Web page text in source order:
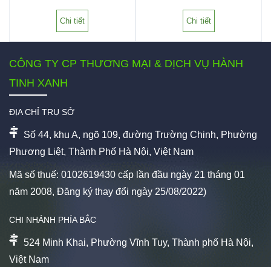
Chi tiết Chi tiết
CÔNG TY CP THƯƠNG MẠI & DỊCH VỤ HÀNH
TINH XANH
ĐỊA CHỈ TRỤ SỞ
Số 44, khu A, ngõ 109, đường Trường Chinh, Phường
Phương Liệt, Thành Phố Hà Nội, Việt Nam
Mã số thuế: 0102619430 cấp lần đầu ngày 21 tháng 01
năm 2008, Đăng ký thay đổi ngày 25/08/2022)
CHI NHÁNH PHÍA BẮC
524 Minh Khai, Phường Vĩnh Tuy, Thành phố Hà Nội,
Việt Nam